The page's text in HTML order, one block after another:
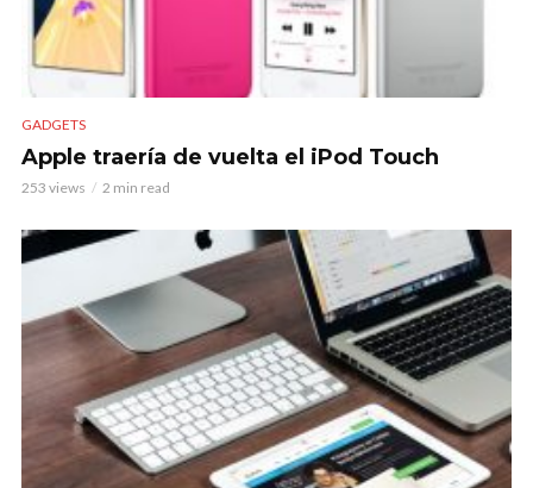
GADGETS
Apple traería de vuelta el iPod Touch
253 views 2 min read